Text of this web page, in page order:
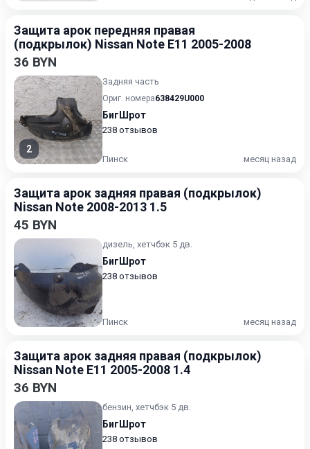
Защита арок передняя правая
(подкрылок) Nissan Note E11 2005-2008
36 BYN
2
Задняя часть
Ориг. номера638429U000
БигШрот
238 отзывов
Пинск месяц назад
Защита арок задняя правая (подкрылок)
Nissan Note 2008-2013 1.5
45 BYN
дизель, хетчбэк 5 дв.
БигШрот
238 отзывов
Пинск месяц назад
Защита арок задняя правая (подкрылок)
Nissan Note E11 2005-2008 1.4
36 BYN
бензин, хетчбэк 5 дв.
БигШрот
238 отзывов